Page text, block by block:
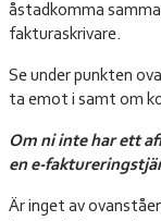
åstadkomma samma
fakturaskrivare.
Se under punkten
ta emot i samt om
Om ni inte har ett
en e-
Är inget av